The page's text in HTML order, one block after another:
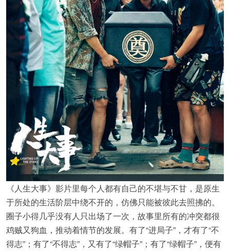
《人生大事》影片里每个人都有自己的不堪与不甘，是原生
于所处的生活阶层中绕不开的，仿佛只能被彼此去照拂的。
圈子小得几乎没有人只出场了一次，故事里所有的冲突都很
鸡贼又狗血，推动着情节的发展。有了“进局子”，才有了“不
得志”；有了“不得志”，又有了“绿帽子”；有了“绿帽子”，便有